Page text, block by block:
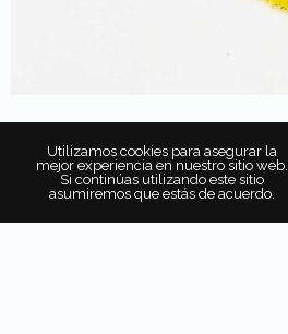
Feliz inicio
Utilizamos cookies para asegurar la
mejor experiencia en nuestro sitio web.
Si continúas utilizando este sitio
asumiremos que estás de acuerdo.